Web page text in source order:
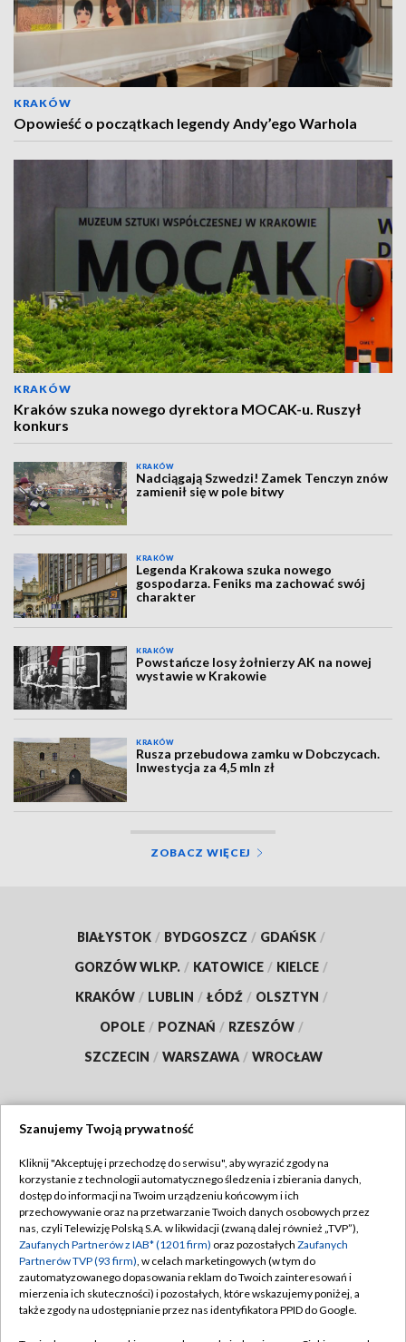
KRAKÓW
Opowieść o początkach legendy Andy’ego Warhola
KRAKÓW
Kraków szuka nowego dyrektora MOCAK-u. Ruszył
konkurs
KRAKÓW
Nadciągają Szwedzi! Zamek Tenczyn znów
zamienił się w pole bitwy
KRAKÓW
Legenda Krakowa szuka nowego
gospodarza. Feniks ma zachować swój
charakter
KRAKÓW
Powstańcze losy żołnierzy AK na nowej
wystawie w Krakowie
KRAKÓW
Rusza przebudowa zamku w Dobczycach.
Inwestycja za 4,5 mln zł
ZOBACZ WIĘCEJ
BIAŁYSTOK / BYDGOSZCZ / GDAŃSK /
GORZÓW WLKP. / KATOWICE / KIELCE /
KRAKÓW / LUBLIN / ŁÓDŹ / OLSZTYN /
OPOLE / POZNAŃ / RZESZÓW /
SZCZECIN / WARSZAWA / WROCŁAW
TVP
Abonament TVP
Emisja w TVP
Centrum informacji TVP
Naziemna Telewizja Cyfrowa
Regulamin TVP
Polityka prywatności
Moje zgody
Pomoc
Szanujemy Twoją prywatność
Kliknij "Akceptuję i przechodzę do serwisu", aby wyrazić zgody na
korzystanie z technologii automatycznego śledzenia i zbierania danych,
dostęp do informacji na Twoim urządzeniu końcowym i ich
przechowywanie oraz na przetwarzanie Twoich danych osobowych przez
nas, czyli Telewizję Polską S.A. w likwidacji (zwaną dalej również „TVP”),
Zaufanych Partnerów z IAB* (1201 firm) oraz pozostałych Zaufanych
Partnerów TVP (93 firm), w celach marketingowych (w tym do
zautomatyzowanego dopasowania reklam do Twoich zainteresowań i
mierzenia ich skuteczności) i pozostałych, które wskazujemy poniżej, a
także zgody na udostępnianie przez nas identyfikatora PPID do Google.